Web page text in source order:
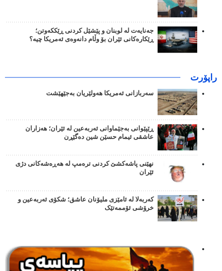
جەنایەت لە لوبنان و پێشێل کردنی ڕێککەوتن؛
ڕێکارەکانی ئێران بۆ وڵام دانەوەی ئەمریکا چیە؟
راپۆرت
سەربازانی ئەمریکا هەولێریان بەجێهێشت
ڕێپێوانی بەجێماوانی ئەربەعین لە ئێران؛ هەزاران
عاشقی ئیمام حسێن شین دەگێڕن
نهێنی پاشەکشێ کردنی ترەمپ لە هەڕەشەکانی دژی
ئێران
کەربەلا لە ئامێزی ملیۆنان عاشق؛ شکۆی ئەربەعین و
خرۆشی ئۆممەتێک